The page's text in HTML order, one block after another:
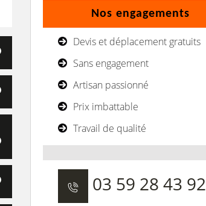
Nos engagements
Devis et déplacement gratuits
Sans engagement
Artisan passionné
Prix imbattable
Travail de qualité
03 59 28 43 92